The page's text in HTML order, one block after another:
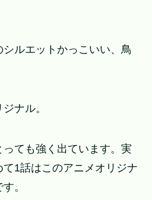
ルエットかっこいい、鳥
ナル。
ても強く出ています。実
1話はこのアニメオリジナ
。